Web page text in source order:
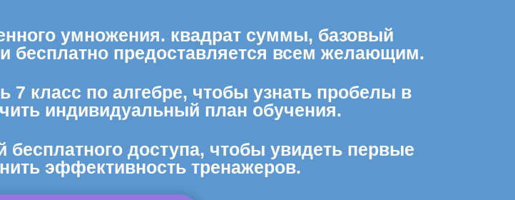
умножения. квадрат суммы, базовый
бесплатно предоставляется всем желающим.
7 класс по алгебре, чтобы узнать пробелы в
индивидуальный план обучения.
бесплатного доступа, чтобы увидеть первые
эффективность тренажеров.